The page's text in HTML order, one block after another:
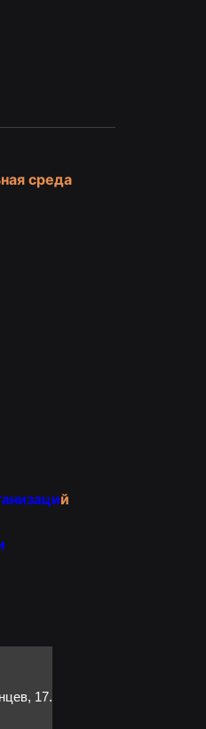
среда
й
17.